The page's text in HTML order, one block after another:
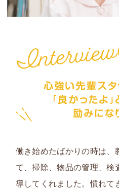
働き始めたばかりの時は、
て、掃除、物品の管理、検
導してくれました。慣れて